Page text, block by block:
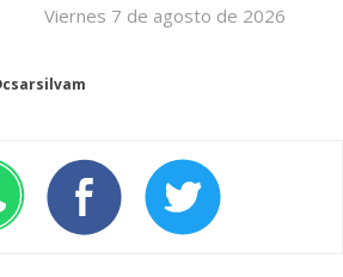
tiempo Huawei
Viernes 7 de agosto de 2026